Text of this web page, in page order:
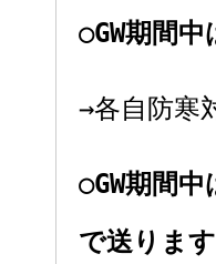
○GW期間
→各自防寒
○GW期間
で送ります